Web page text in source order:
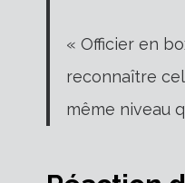
« Officier en
reconnaître
même niveau